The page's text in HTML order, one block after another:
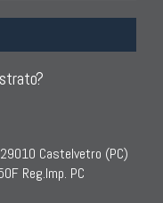
Castelvetro (PC)
Reg.Imp. PC